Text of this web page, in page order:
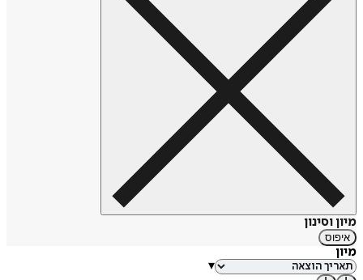
מיון וסינון
איפוס
מיון
▾